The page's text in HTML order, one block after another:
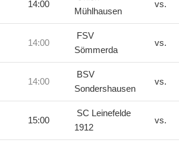
14:00
Mühlhausen
vs.
14:00
FSV
Sömmerda
vs.
14:00
BSV
Sondershausen
vs.
15:00
SC Leinefelde
1912
vs.